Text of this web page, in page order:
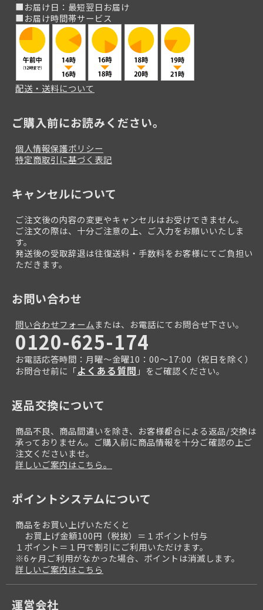
■お届け日：最短翌日お届け
■お届け時間帯サービス
配送・送料について
ご購入前にお読みください。
個人情報保護ポリシー
特定商取引に基づく表記
キャンセルについて
ご注文後の内容の変更やキャンセルはお受けできません。
ご注文の際は、十分ご注意の上、ご入力をお願いいたしま
す。
発送後の受取辞退は往復送料・手数料をお客様にてご負担い
ただきます。
お問い合わせ
問い合わせフォームまたは、お電話にてお問合せ下さい。
0120-625-174
お電話応答時間：月曜～金曜10：00～17:00（祝日を除く）
お問合せ前に「よくある質問 」をご確認ください。
返品交換について
商品不良、商品間違いを除き、お客様都合による返品/交換は
承っておりません。ご購入前に商品情報を十分ご確認の上ご
注文くださいませ。
詳しいご案内はこちら。
ポイントシステムについて
商品をお買い上げいただくと
お買上げ金額100円（税抜）＝１ポイント付与
１ポイント＝１円で割引にご利用いただけます。
※6ヶ月ご利用がなかった場合、ポイントは消滅します。
詳しいご案内はこちら
運営会社